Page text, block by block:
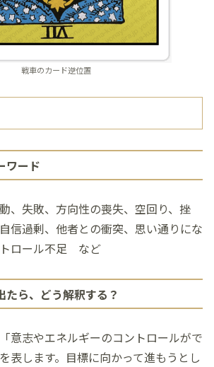
戦車のカード逆位置
ワード
、失敗、方向性の喪失、空回り、挫
信過剰、他者との衝突、思い通りにな
ロール不足 など
たら、どう解釈する？
意志やエネルギーのコントロールがで
表します。目標に向かって進もうとし